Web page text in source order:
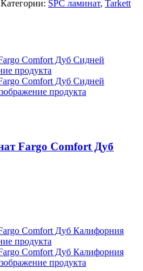
Категории: SPC ламинат, Tarkett
Fargo Comfort Дуб